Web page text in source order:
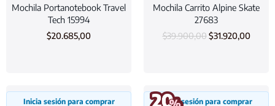
Mochila Portanotebook Travel
Tech 15994
$20.685,00
Mochila Carrito Alpine Skate
27683
$39.900,00 $31.920,00
Inicia sesión para comprar Inicia sesión para comprar